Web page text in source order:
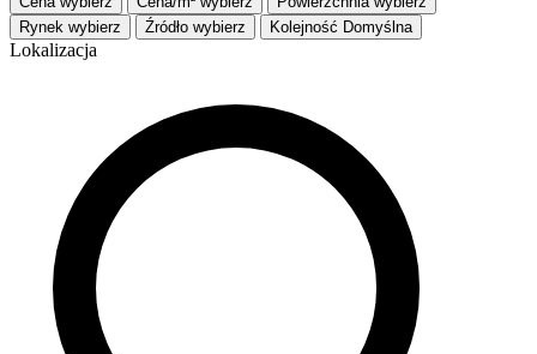
Rynek wybierz Źródło wybierz Kolejność Domyślna
Lokalizacja